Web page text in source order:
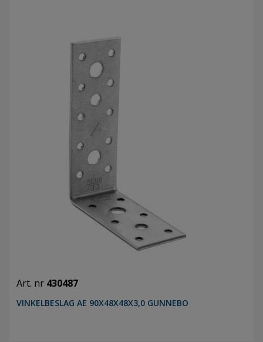
Art. nr 430487
VINKELBESLAG AE 90X48X48X3,0 GUNNEBO